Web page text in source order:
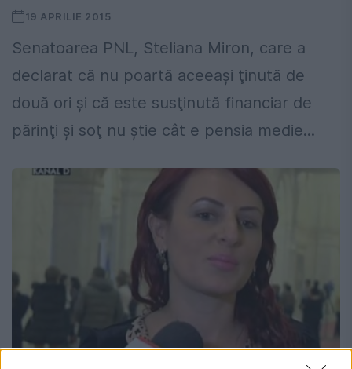
19 APRILIE 2015
Senatoarea PNL, Steliana Miron, care a
declarat că nu poartă aceeaşi ţinută de
două ori şi că este susţinută financiar de
părinţi şi soţ nu ştie cât e pensia medie...